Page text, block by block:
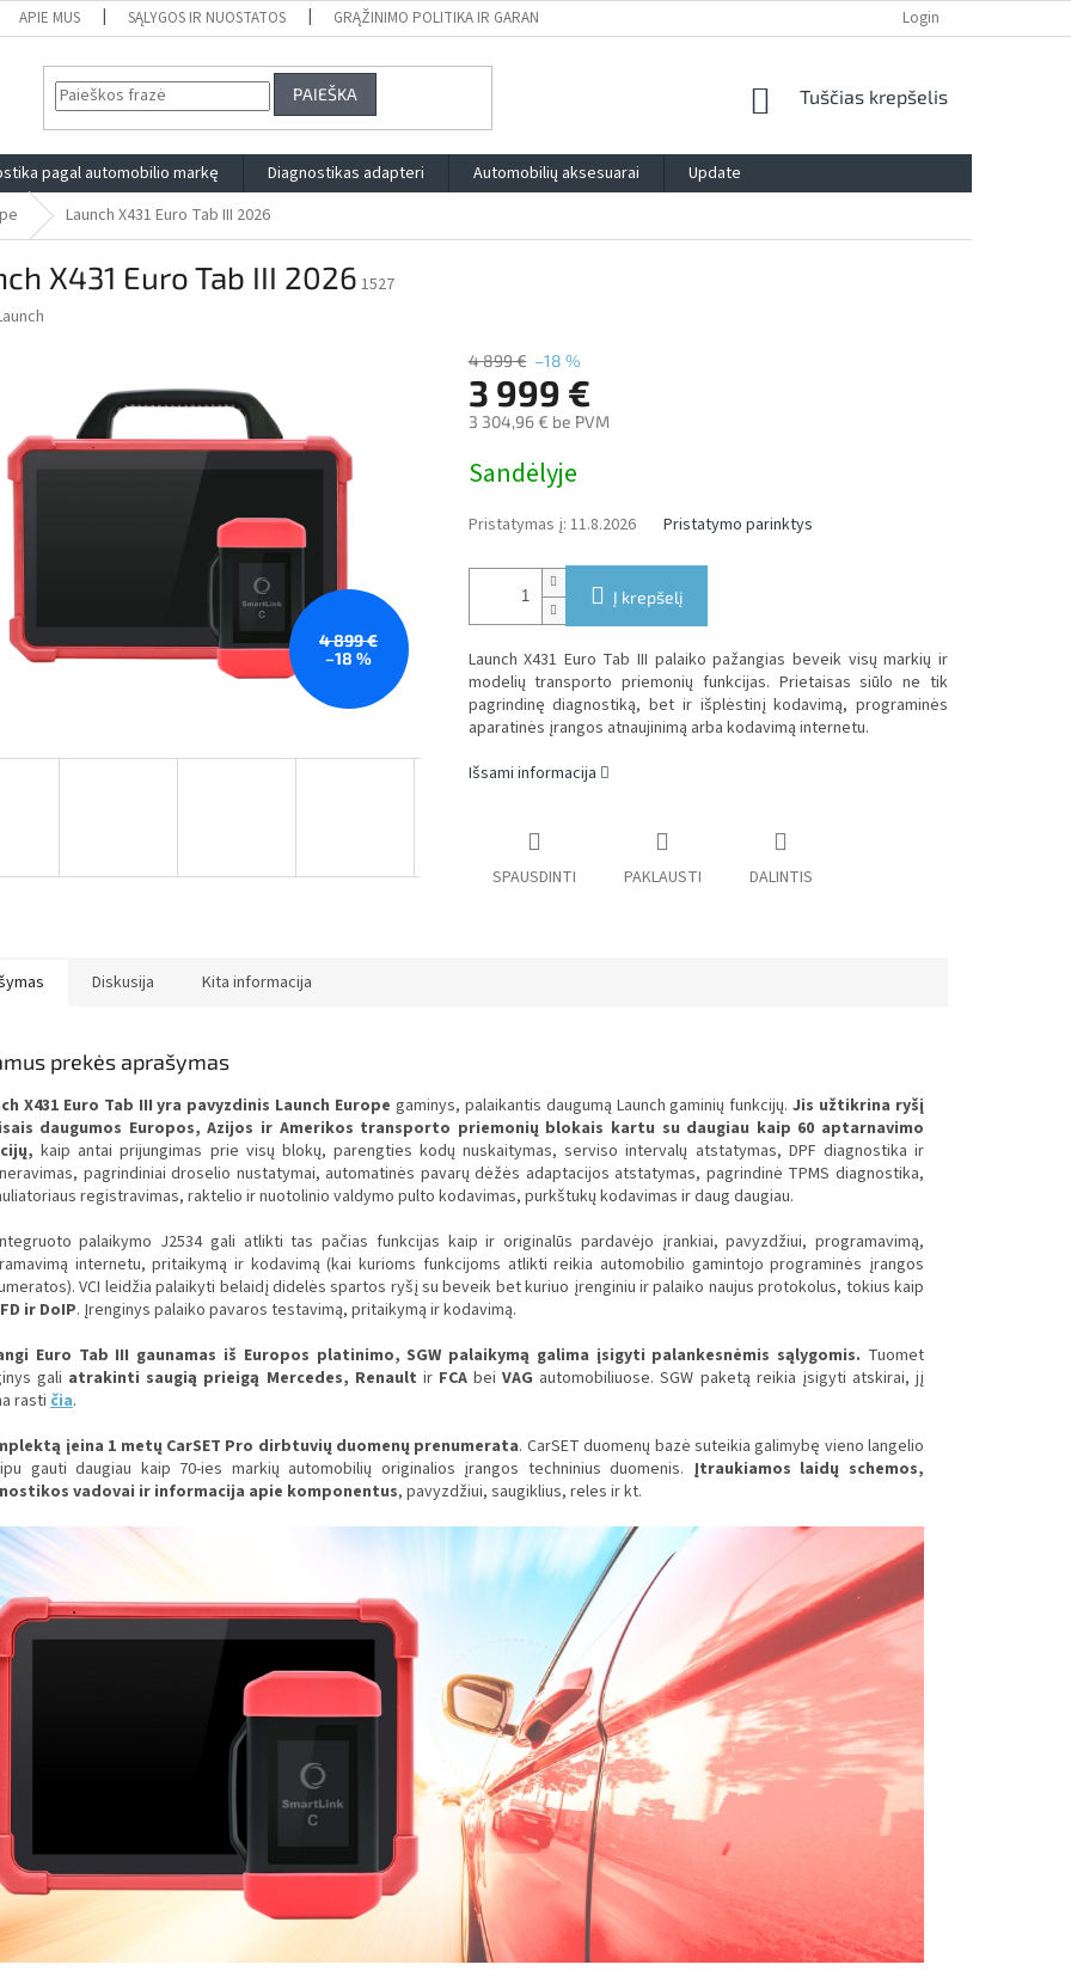
APIE MUS SĄLYGOS IR NUOSTATOS GRĄŽINIMO POLITIKA IR GARANTIJA BLOG
Login
PAIEŠKA
SHOPPING
Tuščias krepšelis
pagal automobilio markę Diagnostikas adapteri Automobilių aksesuarai
Update
Launch X431 Euro Tab III 2026
X431 Euro Tab III 2026 1527
4 899 €
–18 %
4 899 € –18 %
3 999 €
3 304,96 € be PVM
price:
Sandėlyje
Pristatymas į: 11.8.2026 Pristatymo parinktys
Į krepšelį
Launch X431 Euro Tab III palaiko pažangias beveik visų markių ir
modelių transporto priemonių funkcijas. Prietaisas siūlo ne tik
pagrindinę diagnostiką, bet ir išplėstinį kodavimą, programinės
aparatinės įrangos atnaujinimą arba kodavimą internetu.
Išsami informacija
SPAUSDINTI PAKLAUSTI DALINTIS
Diskusija Kita informacija
prekės aprašymas
X431 Euro Tab III yra pavyzdinis Launch Europe gaminys, palaikantis daugumą Launch gaminių funkcijų.Jis užtikrina ryšį
daugumos Europos, Azijos ir Amerikos transporto priemonių blokais kartu su daugiau kaip 60 aptarnavimo
kaip antai prijungimas prie visų blokų, parengties kodų nuskaitymas, serviso intervalų atstatymas, DPF diagnostika ir
pagrindiniai droselio nustatymai, automatinės pavarų dėžės adaptacijos atstatymas, pagrindinė TPMS diagnostika,
registravimas, raktelio ir nuotolinio valdymo pulto kodavimas, purkštukų kodavimas ir daug daugiau.
palaikymo J2534 gali atlikti tas pačias funkcijas kaip ir originalūs pardavėjo įrankiai, pavyzdžiui, programavimą,
internetu, pritaikymą ir kodavimą (kai kurioms funkcijoms atlikti reikia automobilio gamintojo programinės įrangos
VCI leidžia palaikyti belaidį didelės spartos ryšį su beveik bet kuriuo įrenginiu ir palaiko naujus protokolus, tokius kaip
ir DoIP. Įrenginys palaiko pavaros testavimą, pritaikymą ir kodavimą.
Euro Tab III gaunamas iš Europos platinimo, SGW palaikymą galima įsigyti palankesnėmis sąlygomis. Tuomet
gali atrakinti saugią prieigą Mercedes, Renault ir FCA beiVAG automobiliuose. SGW paketą reikia įsigyti atskirai, jį
rasti čia.
įeina 1 metų CarSET Pro dirbtuvių duomenų prenumerata. CarSET duomenų bazė suteikia galimybę vieno langelio
gauti daugiau kaip 70-ies markių automobilių originalios įrangos techninius duomenis. Įtraukiamos laidų schemos,
vadovai ir informacija apie komponentus, pavyzdžiui, saugiklius, reles ir kt.